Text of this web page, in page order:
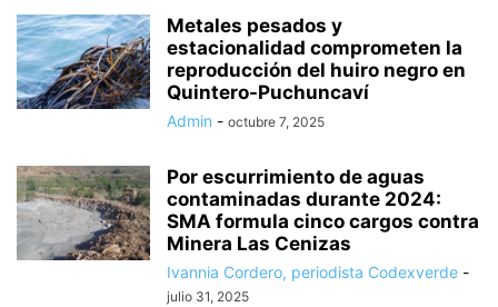
Metales pesados y
estacionalidad comprometen la
reproducción del huiro negro en
Quintero-Puchuncaví
Admin - octubre 7, 2025
Por escurrimiento de aguas
contaminadas durante 2024:
SMA formula cinco cargos contra
Minera Las Cenizas
Ivannia Cordero, periodista Codexverde -
julio 31, 2025